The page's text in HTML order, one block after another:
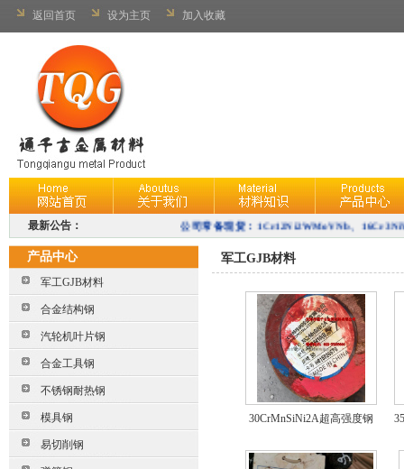
返回首页 设为主页 加入收藏
最新公告： 公司常备现货：1Cr12Ni2WMoVNb、
40CrNiMoA、38CrMoAL、
1Cr12Ni3MoVN、10Cr11Co3W3NiMoVNbNB
2Cr12NiMo1W1V、15CrMo、25Cr2Mo1VA、
15Cr1Mo1V、25Cr2MoVA等。
产品中心
军工GJB材料
合金结构钢
汽轮机叶片钢
合金工具钢
不锈钢耐热钢
模具钢
易切削钢
军工GJB材料
30CrMnSiNi2A超高强度钢